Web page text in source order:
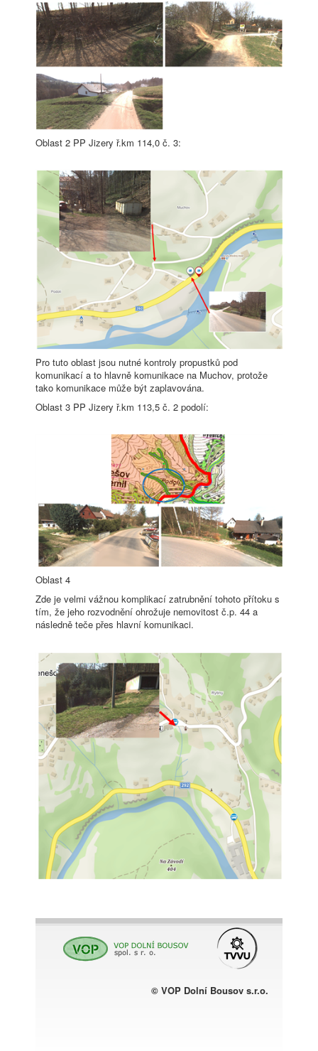
Oblast 2 PP Jizery ř.km 114,0 č. 3:
Pro tuto oblast jsou nutné kontroly propustků pod
komunikací a to hlavně komunikace na Muchov, protože
tako komunikace může být zaplavována.
Oblast 3 PP Jizery ř.km 113,5 č. 2 podolí:
Oblast 4
Zde je velmi vážnou komplikací zatrubnění tohoto přítoku s
tím, že jeho rozvodnění ohrožuje nemovitost č.p. 44 a
následně teče přes hlavní komunikaci.
© VOP Dolní Bousov s.r.o.